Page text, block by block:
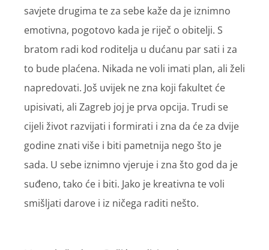
savjete drugima te za sebe kaže da je iznimno
emotivna, pogotovo kada je riječ o obitelji. S
bratom radi kod roditelja u dućanu par sati i za
to bude plaćena. Nikada ne voli imati plan, ali želi
napredovati. Još uvijek ne zna koji fakultet će
upisivati, ali Zagreb joj je prva opcija. Trudi se
cijeli život razvijati i formirati i zna da će za dvije
godine znati više i biti pametnija nego što je
sada. U sebe iznimno vjeruje i zna što god da je
suđeno, tako će i biti. Jako je kreativna te voli
smišljati darove i iz ničega raditi nešto.